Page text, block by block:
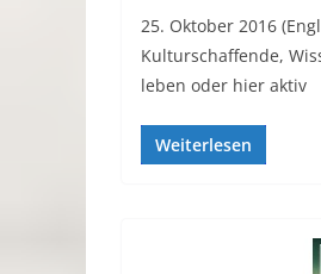
25. Oktober 2016
Kulturschaffende,
leben oder hier aktiv
Weiterlesen